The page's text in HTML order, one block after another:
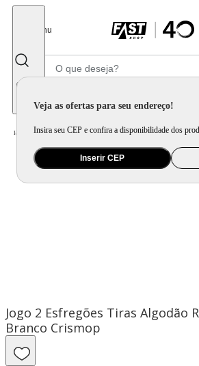
Menu
Veja as ofertas para seu endereço!
Insira seu CEP e confira a disponibilidade dos
Inserir CEP
Home Utilidade Doméstica Organização e Armazenamento / Item de
Jogo 2 Esfregões Tiras Algodão
Branco Crismop